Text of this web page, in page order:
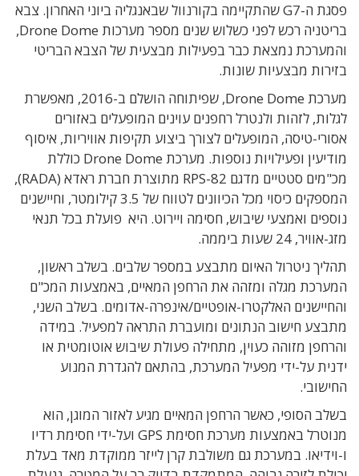
פסגת ה-G7 שהתקיימה בקורנוול שבאנגליה ביוני האחרון.
צבא
בריטניה רכש לפני כשלוש שנים מספר מערכות Drone Dome,
והמערכת נמצאת כבר בפעילות מבצעית של הצבא הבריטי
בזירות מבצעיות שונות.
מערכת Drone Dome, שפיתוחה הושלם ב-2016, מאפשרת
לגלות, לזהות ולנטרל רחפנים עוינים המופעלים באזורים
אסורי-טיסה, המופעלים לצורך ביצוע תקיפות אוויריות, איסוף
מודיעין ופעילויות נוספות. מערכת Drone Dome כוללת
מכ"מים סטטיים מדגם RPS-82 מתוצרת חברת ראדא (RADA),
המספקים כיסוי מכל הכיוונים לטווח של 3.5 קילומטר, וחיישנים
נוספים ואמצעי שיבוש, חסימה ויירוט. היא פועלת בכל תנאי
מזג-אוויר, 24 שעות ביממה.
תהליך ניטרול האיום מתבצע במספר שלבים. בשלב ראשון,
המערכת מגלה ומזהה את הרחפן המאיים, באמצעות המכ"ם
והחיישנים האלקטרו-אופטיים/אינפרה-אדומים. בשלב השני,
מתבצע חישוב הנתונים ומועברת התראה למפעיל. במידה
והרחפן מזוהה כעוין, מתחילה פעולת שיבוש אוטומטית או
ידנית על-ידי מפעיל המערכת, בהתאם להגדרת המנוע
החישובי.
בשלב הסופי, כאשר הרחפן המאיים מגיע לאזור המוגן, הוא
מנוטרל באמצעות מערכת חסימת GPS ועל-ידי חסימת רדיו
ו-וידיאו. במערכת גם משולבת קרן לייזר ממוקדת מאד בעלת